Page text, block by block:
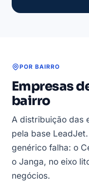
POR BAIRRO
Empresas
bairro
A distribuição das
pela base
genérico falha: o
o Janga, no eixo
negócios.